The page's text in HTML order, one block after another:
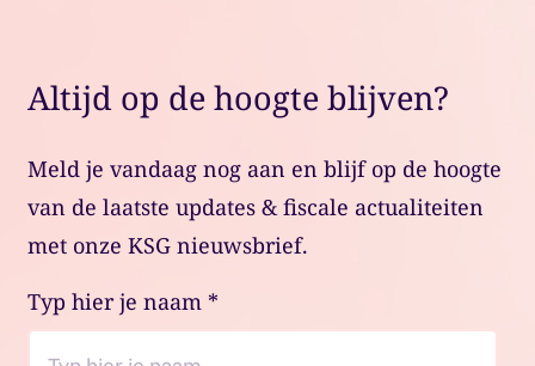
Altijd op de hoogte blijven?
Meld je vandaag nog aan en blijf op de hoogte
van de laatste updates & fiscale actualiteiten
met onze KSG nieuwsbrief.
Typ hier je naam *